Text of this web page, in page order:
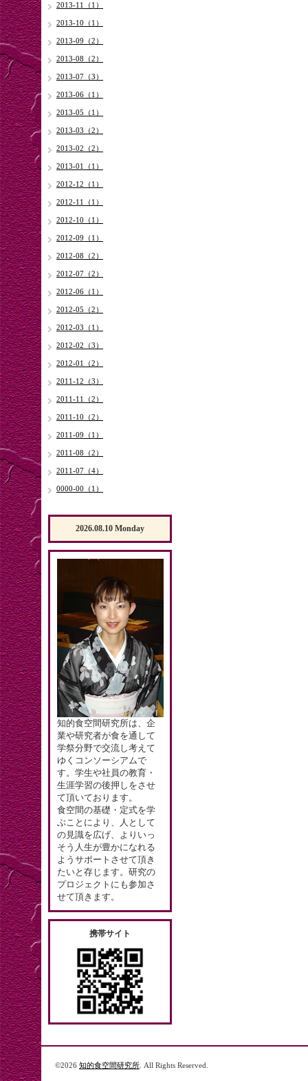
2013-11（1）
2013-10（1）
2013-09（2）
2013-08（2）
2013-07（3）
2013-06（1）
2013-05（1）
2013-03（2）
2013-02（2）
2013-01（1）
2012-12（1）
2012-11（1）
2012-10（1）
2012-09（1）
2012-08（2）
2012-07（2）
2012-06（1）
2012-05（2）
2012-03（1）
2012-02（3）
2012-01（2）
2011-12（3）
2011-11（2）
2011-10（2）
2011-09（1）
2011-08（2）
2011-07（4）
0000-00（1）
2026.08.10 Monday
知的食空間研究所は、企
業や研究者が食を通して
学祭分野で交流し考えて
ゆくコンソーシアムで
す。学生や社員の教育・
生涯学習の後押しをさせ
て頂いております。
食空間の基礎・定式を学
ぶことにより、人として
の見識を広げ、よりいっ
そう人生が豊かになれる
ようサポートさせて頂き
たいと存じます。研究の
プロジェクトにも参加さ
せて頂きます。
携帯サイト
©2026 知的食空間研究所 . All Rights Reserved.